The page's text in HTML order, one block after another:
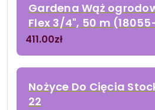
Gardena Wąż
Flex 3/4", 50 m
411.00zł
Nożyce Do Cięcia
22